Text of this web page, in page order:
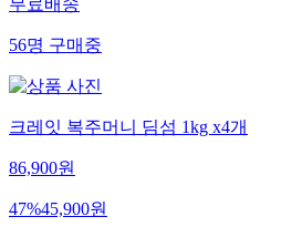
무료배송
56명구매중
크레잇 복주머니 딤섬 1kg x4개
86,900원
47%45,900원